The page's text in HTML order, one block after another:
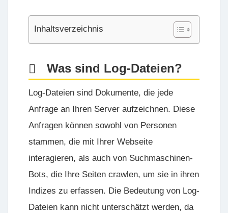
Inhaltsverzeichnis
Was sind Log-Dateien?
Log-Dateien sind Dokumente, die jede
Anfrage an Ihren Server aufzeichnen. Diese
Anfragen können sowohl von Personen
stammen, die mit Ihrer Webseite
interagieren, als auch von Suchmaschinen-
Bots, die Ihre Seiten crawlen, um sie in ihren
Indizes zu erfassen. Die Bedeutung von Log-
Dateien kann nicht unterschätzt werden, da